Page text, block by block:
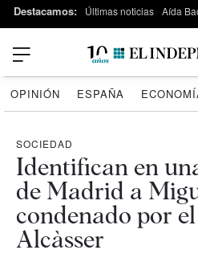
Destacamos: Últimas noticias Aída
OPINIÓN ESPAÑA
SOCIEDAD
Identifican en
de Madrid a
condenado por
Alcàsser